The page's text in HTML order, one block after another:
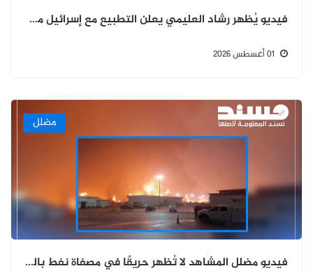
فيديو يُظهر رشاد العليمي يعلن التطبيع مع إسرائيل مولّد بالذكاء الاصطناعي
مضلل
فيديو مضلل المشاهد لا تُظهر حريقًا في مصفاة نفط بالرياض بل حادثًا في المكسيك